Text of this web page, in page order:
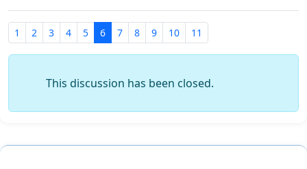
1 2 3 4 5 6 7 8 9 10 11
This discussion has been closed.